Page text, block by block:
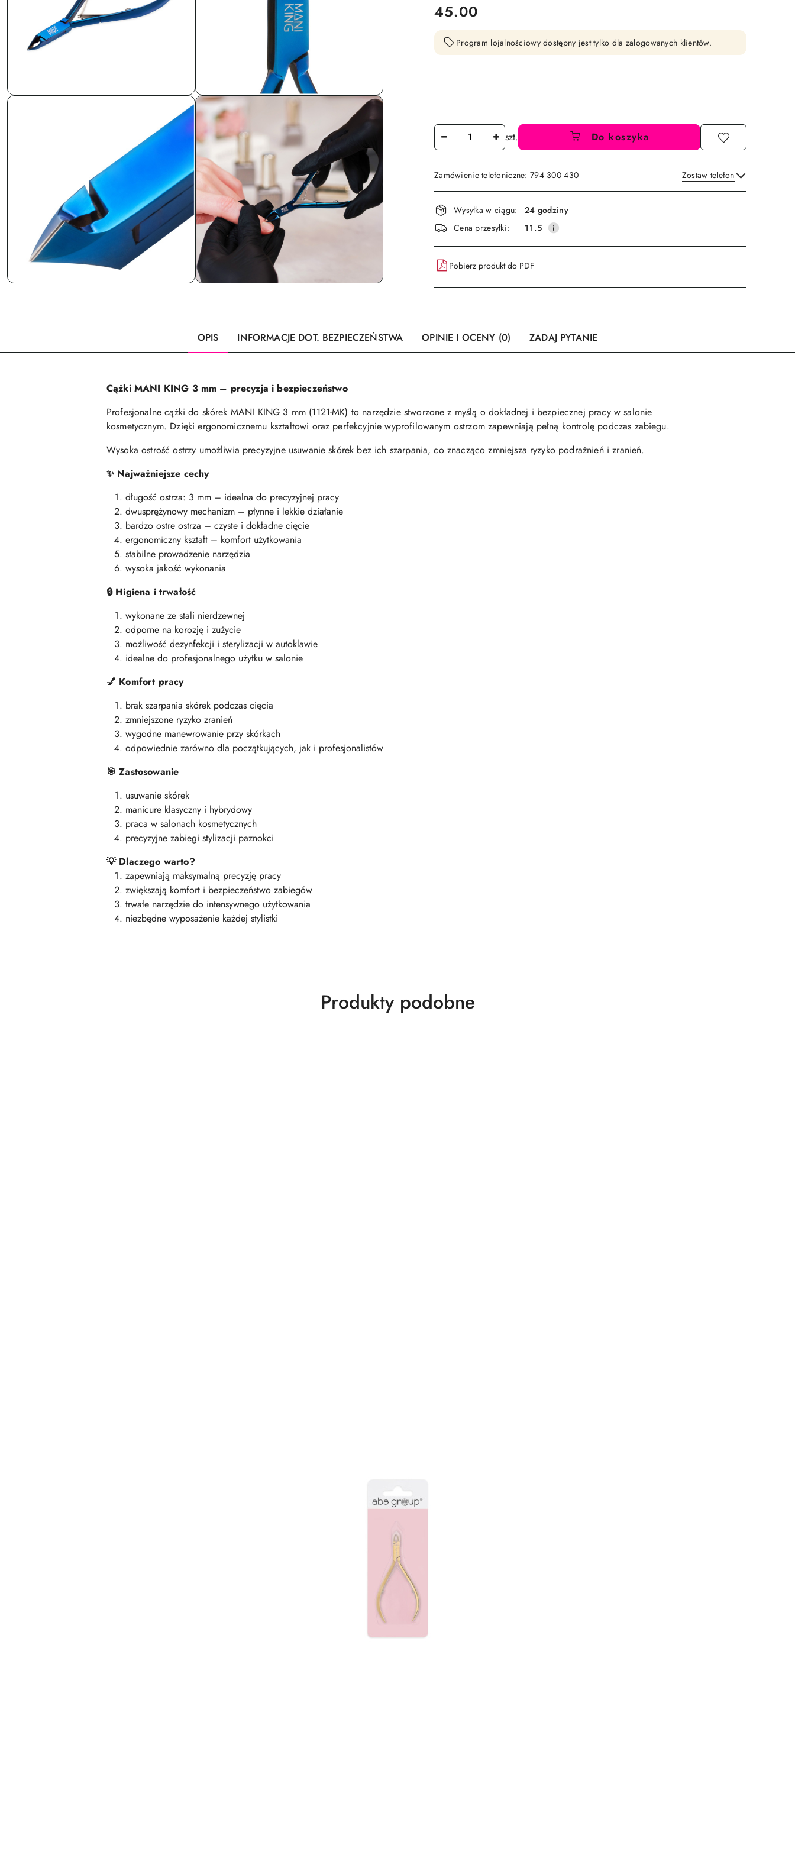
cena:
45.00
Program lojalnościowy dostępny jest tylko dla zalogowanych klientów.
Ilość szt. Do koszyka
Zamówienie telefoniczne: 794 300 430 Zostaw telefon
Wyślij
Dostępność
i
dostawa
Wysyłka w ciągu:
24 godziny
Cena przesyłki:
11.5
Pobierz produkt do PDF
OPIS INFORMACJE DOT. BEZPIECZEŃSTWA OPINIE I OCENY (0) ZADAJ PYTANIE
Cążki MANI KING 3 mm – precyzja i bezpieczeństwo
Profesjonalne cążki do skórek MANI KING 3 mm (1121-MK) to narzędzie stworzone z myślą o dokładnej i bezpiecznej pracy w salonie
kosmetycznym. Dzięki ergonomicznemu kształtowi oraz perfekcyjnie wyprofilowanym ostrzom zapewniają pełną kontrolę podczas zabiegu.
Wysoka ostrość ostrzy umożliwia precyzyjne usuwanie skórek bez ich szarpania, co znacząco zmniejsza ryzyko podrażnień i zranień.
✨Najważniejsze cechy
długość ostrza: 3 mm – idealna do precyzyjnej pracy
dwusprężynowy mechanizm – płynne i lekkie działanie
bardzo ostre ostrza – czyste i dokładne cięcie
ergonomiczny kształt – komfort użytkowania
stabilne prowadzenie narzędzia
wysoka jakość wykonania
🔒Higiena i trwałość
wykonane ze stali nierdzewnej
odporne na korozję i zużycie
możliwość dezynfekcji i sterylizacji w autoklawie
idealne do profesjonalnego użytku w salonie
💅 Komfort pracy
brak szarpania skórek podczas cięcia
zmniejszone ryzyko zranień
wygodne manewrowanie przy skórkach
odpowiednie zarówno dla początkujących, jak i profesjonalistów
🎯 Zastosowanie
usuwanie skórek
manicure klasyczny i hybrydowy
praca w salonach kosmetycznych
precyzyjne zabiegi stylizacji paznokci
💡Dlaczego warto?
zapewniają maksymalną precyzję pracy
zwiększają komfort i bezpieczeństwo zabiegów
trwałe narzędzie do intensywnego użytkowania
niezbędne wyposażenie każdej stylistki
Produkty
Produkty podobne